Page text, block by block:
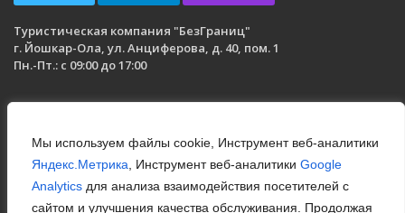
Мы используем файлы cookie, Инструмент веб-аналитики
Яндекс.Метрика , Инструмент веб-аналитики Google
Analytics для анализа взаимодействия посетителей с
сайтом и улучшения качества обслуживания. Продолжая
Туристическая компания "БезГраниц"
г. Йошкар-Ола, ул. Анциферова, д. 40, пом. 1
Пн.-Пт.: с 09:00 до 17:00